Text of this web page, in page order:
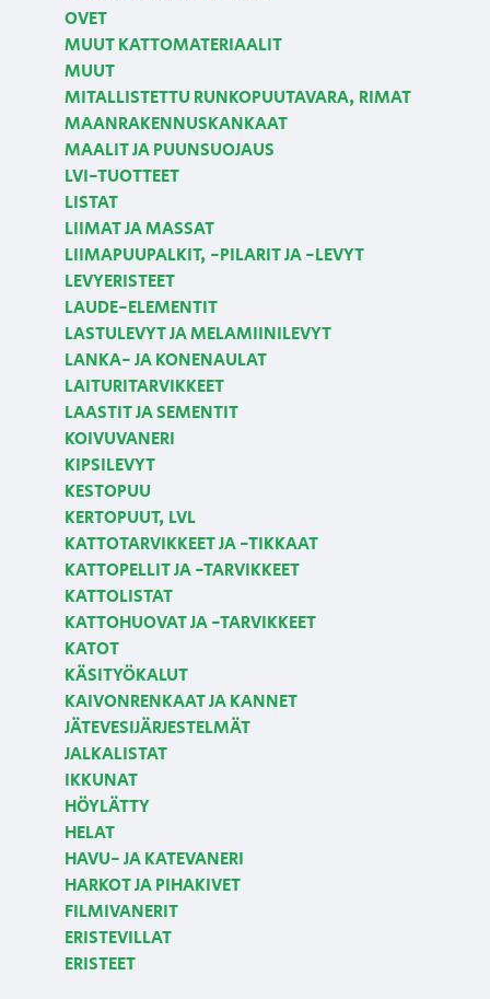
OVET
MUUT KATTOMATERIAALIT
MUUT
MITALLISTETTU RUNKOPUUTAVARA, RIMAT
MAANRAKENNUSKANKAAT
MAALIT JA PUUNSUOJAUS
LVI-TUOTTEET
LISTAT
LIIMAT JA MASSAT
LIIMAPUUPALKIT, -PILARIT JA -LEVYT
LEVYERISTEET
LAUDE-ELEMENTIT
LASTULEVYT JA MELAMIINILEVYT
LANKA- JA KONENAULAT
LAITURITARVIKKEET
LAASTIT JA SEMENTIT
KOIVUVANERI
KIPSILEVYT
KESTOPUU
KERTOPUUT, LVL
KATTOTARVIKKEET JA -TIKKAAT
KATTOPELLIT JA -TARVIKKEET
KATTOLISTAT
KATTOHUOVAT JA -TARVIKKEET
KATOT
KÄSITYÖKALUT
KAIVONRENKAAT JA KANNET
JÄTEVESIJÄRJESTELMÄT
JALKALISTAT
IKKUNAT
HÖYLÄTTY
HELAT
HAVU- JA KATEVANERI
HARKOT JA PIHAKIVET
FILMIVANERIT
ERISTEVILLAT
ERISTEET